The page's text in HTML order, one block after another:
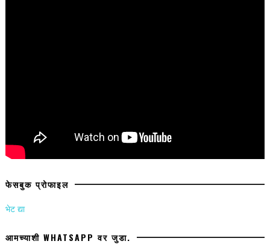
फेसबुक प्रोफाइल
भेट द्या
आमच्याशी WHATSAPP वर जुडा.